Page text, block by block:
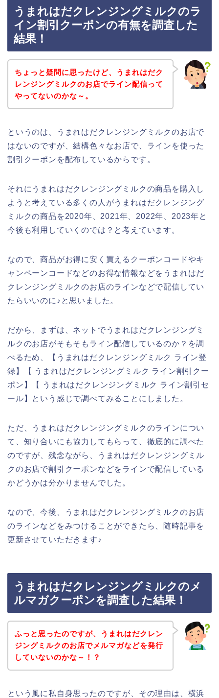
うまれはだクレンジングミルクのラ
イン割引クーポンの有無を調査した
結果！
ちょっと疑問に思ったけど、うまれはだク
レンジングミルクのお店でライン配信って
やってないのかな～。
というのは、うまれはだクレンジングミルクのお店で
はないのですが、結構色々なお店で、ラインを使った
割引クーポンを配布しているからです。
それにうまれはだクレンジングミルクの商品を購入し
ようと考えている多くの人がうまれはだクレンジング
ミルクの商品を2020年、2021年、2022年、2023年と
今後も利用していくのでは？と考えています。
なので、商品がお得に安く買えるクーポンコードやキ
ャンペーンコードなどのお得な情報などをうまれはだ
クレンジングミルクのお店のラインなどで配信してい
たらいいのに♪と思いました。
だから、まずは、ネットでうまれはだクレンジングミ
ルクのお店がそもそもライン配信しているのか？を調
べるため、【うまれはだクレンジングミルク ライン登
録】【 うまれはだクレンジングミルク ライン割引クー
ポン】【 うまれはだクレンジングミルク ライン割引セ
ール】という感じで調べてみることにしました。
ただ、うまれはだクレンジングミルクのラインについ
て、知り合いにも協力してもらって、徹底的に調べた
のですが、残念ながら、うまれはだクレンジングミル
クのお店で割引クーポンなどをラインで配信している
かどうかは分かりませんでした。
なので、今後、うまれはだクレンジングミルクのお店
のラインなどをみつけることができたら、随時記事を
更新させていただきます♪
うまれはだクレンジングミルクのメ
ルマガクーポンを調査した結果！
ふっと思ったのですが、うまれはだクレン
ジングミルクのお店でメルマガなどを発行
していないのかな～！？
という風に私自身思ったのですが、その理由は、横浜